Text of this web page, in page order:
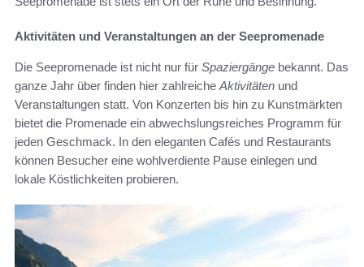
Aktivitäten und Veranstaltungen an der Seepromenade
Die Seepromenade ist nicht nur für Spaziergänge bekannt. Das
ganze Jahr über finden hier zahlreiche Aktivitäten und
Veranstaltungen statt. Von Konzerten bis hin zu Kunstmärkten
bietet die Promenade ein abwechslungsreiches Programm für
jeden Geschmack. In den eleganten Cafés und Restaurants
können Besucher eine wohlverdiente Pause einlegen und
lokale Köstlichkeiten probieren.